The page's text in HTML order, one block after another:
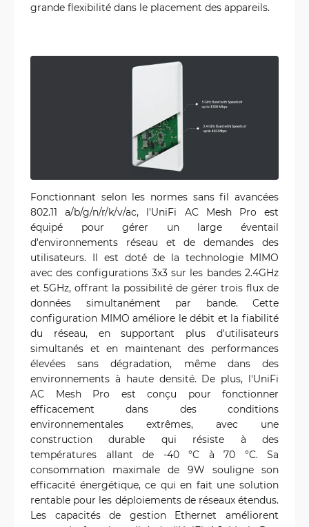
grande flexibilité dans le placement des appareils.
Fonctionnant selon les normes sans fil avancées
802.11 a/b/g/n/r/k/v/ac, l'UniFi AC Mesh Pro est
équipé pour gérer un large éventail
d'environnements réseau et de demandes des
utilisateurs. Il est doté de la technologie MIMO
avec des configurations 3x3 sur les bandes 2.4GHz
et 5GHz, offrant la possibilité de gérer trois flux de
données simultanément par bande. Cette
configuration MIMO améliore le débit et la fiabilité
du réseau, en supportant plus d'utilisateurs
simultanés et en maintenant des performances
élevées sans dégradation, même dans des
environnements à haute densité. De plus, l'UniFi
AC Mesh Pro est conçu pour fonctionner
efficacement dans des conditions
environnementales extrêmes, avec une
construction durable qui résiste à des
températures allant de -40 °C à 70 °C. Sa
consommation maximale de 9W souligne son
efficacité énergétique, ce qui en fait une solution
rentable pour les déploiements de réseaux étendus.
Les capacités de gestion Ethernet améliorent